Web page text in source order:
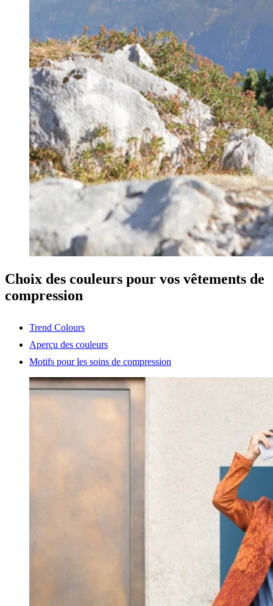
Choix des couleurs pour vos vêtements de
compression
Trend Colours
Aperçu des couleurs
Motifs pour les soins de compression